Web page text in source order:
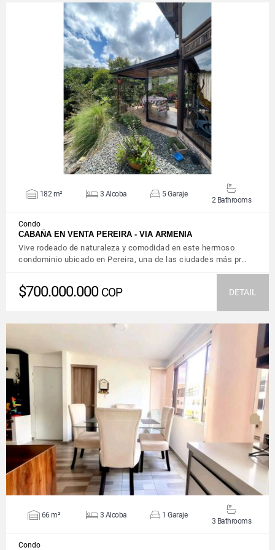
VIEW DETAILS
182 m² 3 Alcoba 5 Garaje
2 Bathrooms
Condo
CABAÑA EN VENTA PEREIRA - VIA ARMENIA
Vive rodeado de naturaleza y comodidad en este hermoso
condominio ubicado en Pereira, una de las ciudades más pr…
$700.000.000 COP DETAIL
VIEW DETAILS
66 m² 3 Alcoba 1 Garaje
3 Bathrooms
Condo